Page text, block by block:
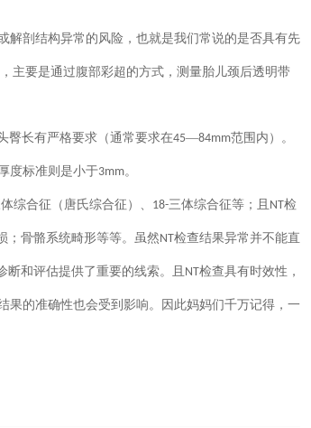
解剖结构异常的风险，也就是我们常说的是否具有先
主要是通过腹部彩超的方式，测量胎儿颈后透明带
臀长有严格要求（通常要求在45—84mm范围内）。
度标准则是小于3mm。
综合征（唐氏综合征）、 18-三体综合征等；且 NT检
；骨骼系统畸形等等。虽然NT检查结果异常并不能直
和评估提供了重要的线索。且 NT检查具有时效性，
果的准确性也会受到影响。因此妈妈们千万记得，一